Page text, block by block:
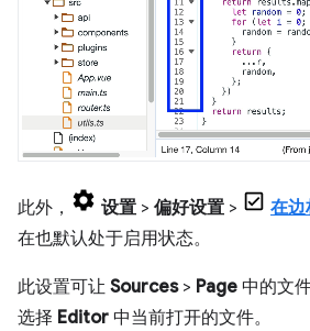
此外， 设置 > 偏好设置 > 在边
在也默认处于启用状态。
此设置可让 Sources> Page 中的文
选择 Editor 中当前打开的文件。